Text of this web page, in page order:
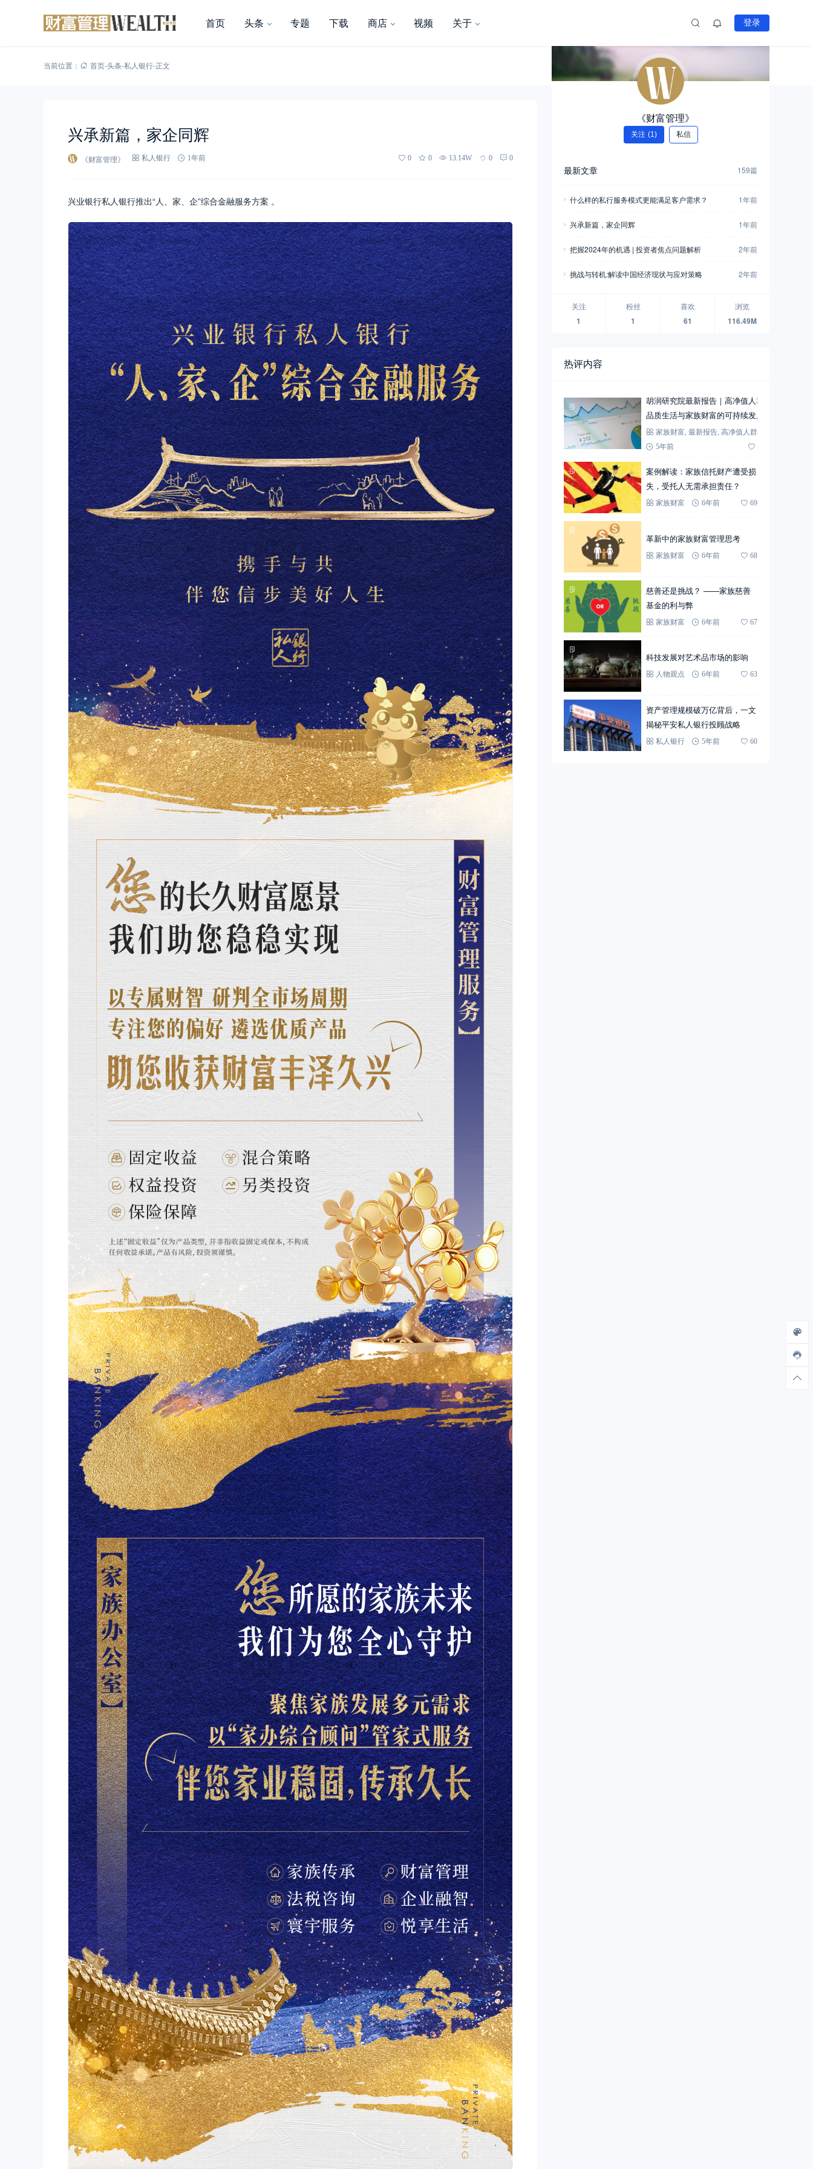
首页 头条 专题 下载 商店 视频 关于 登录
当前位置： 首页-头条-私人银行-正文
兴承新篇，家企同辉
《财富管理》 私人银行 1年前 0 0 13.14W 0 0
兴业银行私人银行推出“人、家、企”综合金融服务方案 ​​。
《财富管理》
关注 (1) 私信
最新文章 159篇
什么样的私行服务模式更能满足客户需求？ 1年前
兴承新篇，家企同辉 1年前
把握2024年的机遇 | 投资者焦点问题解析 2年前
挑战与转机:解读中国经济现状与应对策略 2年前
关注
1
粉丝
1
喜欢
61
浏览
116.49M
热评内容
胡润研究院最新报告｜高净值人群
品质生活与家族财富的可持续发展
家族财富 最新报告 高净值人群
5年前
案例解读：家族信托财产遭受损
失，受托人无需承担责任？
家族财富 6年前 69
革新中的家族财富管理思考
家族财富 6年前 68
慈善还是挑战？ ——家族慈善
基金的利与弊
家族财富 6年前 67
科技发展对艺术品市场的影响
人物观点 6年前 63
资产管理规模破万亿背后，一文
揭秘平安私人银行投顾战略
私人银行 5年前 60